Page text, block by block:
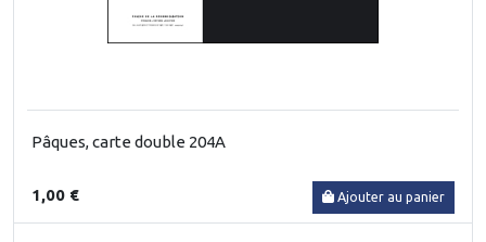
Pâques, carte double 204A
1,00 € Ajouter au panier